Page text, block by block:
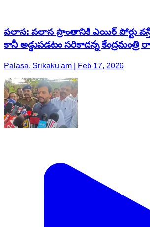
పలాస: పలాస ప్రాంతానికి ఎయిర్ పోర్టు
కానీ అడ్డుపడటం సరికాదన్న
Palasa, Srikakulam | Feb 17, 2026